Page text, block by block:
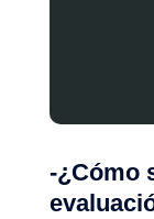
-¿Cómo